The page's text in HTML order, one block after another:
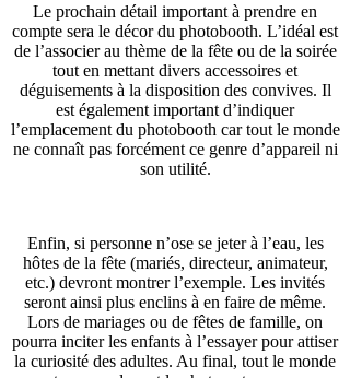
Le prochain détail important à prendre en
compte sera le décor du photobooth. L’idéal est
de l’associer au thème de la fête ou de la soirée
tout en mettant divers accessoires et
déguisements à la disposition des convives. Il
est également important d’indiquer
l’emplacement du photobooth car tout le monde
ne connaît pas forcément ce genre d’appareil ni
son utilité.
Enfin, si personne n’ose se jeter à l’eau, les
hôtes de la fête (mariés, directeur, animateur,
etc.) devront montrer l’exemple. Les invités
seront ainsi plus enclins à en faire de même.
Lors de mariages ou de fêtes de famille, on
pourra inciter les enfants à l’essayer pour attiser
la curiosité des adultes. Au final, tout le monde